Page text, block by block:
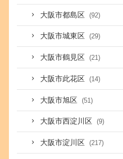
大阪市都島区 (92)
大阪市城東区 (29)
大阪市鶴見区 (21)
大阪市此花区 (14)
大阪市旭区 (51)
大阪市西淀川区 (9)
大阪市淀川区 (217)